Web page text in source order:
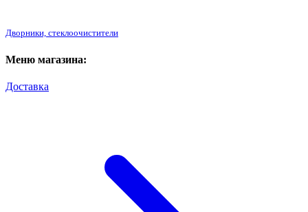
Дворники, стеклоочистители
Меню магазина:
Доставка